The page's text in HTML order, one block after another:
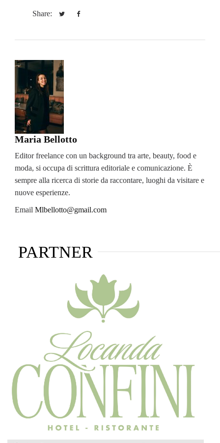
Share:
Maria Bellotto
Editor freelance con un background tra arte, beauty, food e
moda, si occupa di scrittura editoriale e comunicazione. È
sempre alla ricerca di storie da raccontare, luoghi da visitare e
nuove esperienze.
Email Mlbellotto@gmail.com
PARTNER